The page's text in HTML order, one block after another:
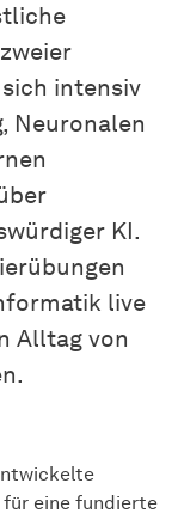
intensiv
Neuronalen
KI.
live
Alltag von
für eine fundierte